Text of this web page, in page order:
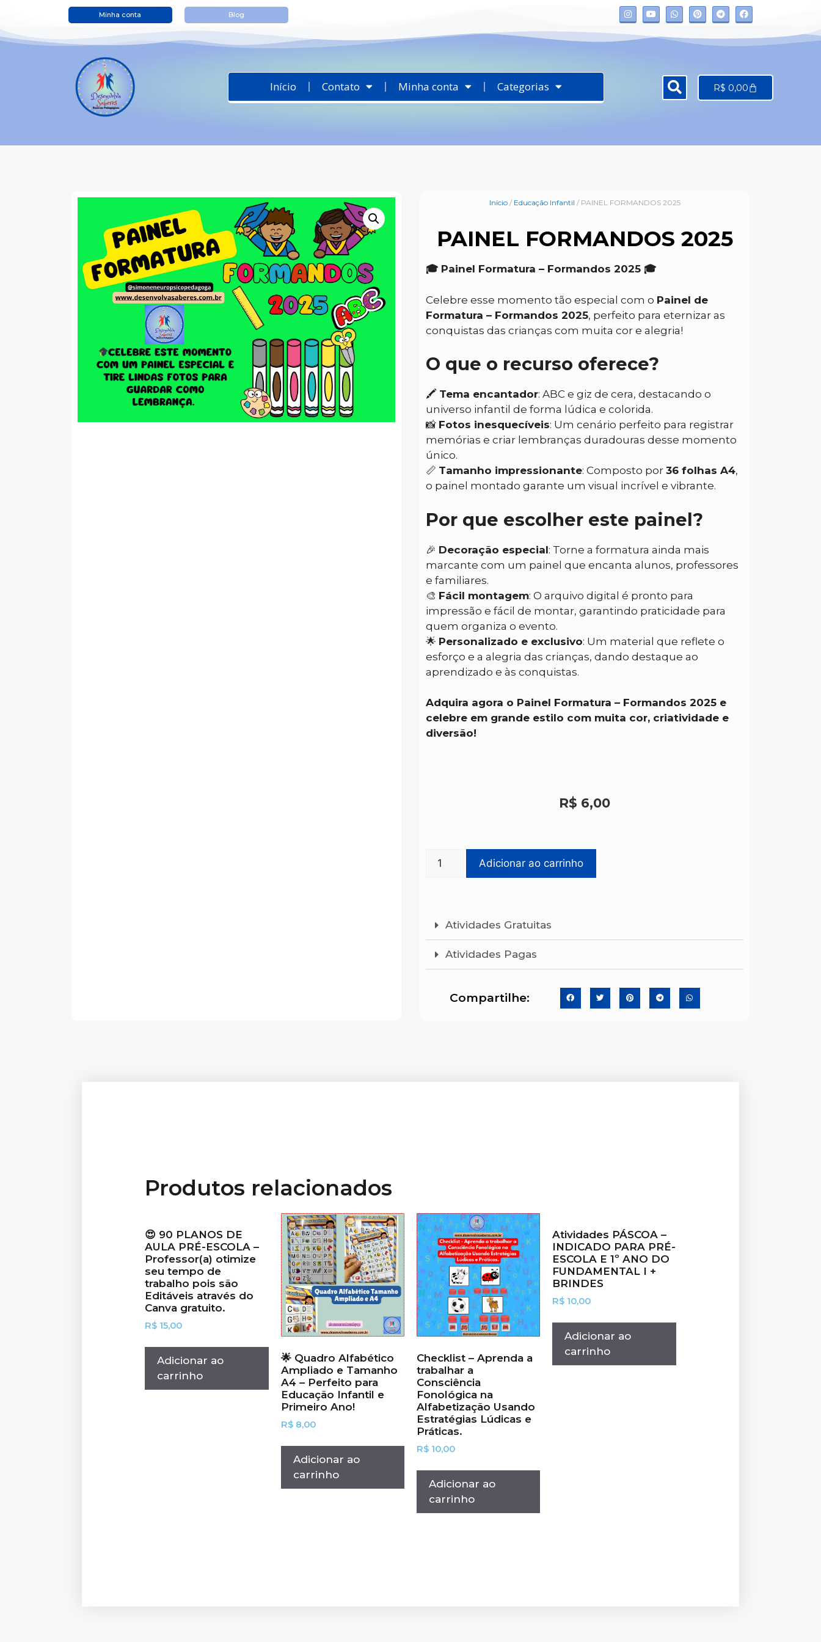
Minha conta Blog
Início Contato Minha conta Categorias R$ 0,00
Início/ Educação Infantil / PAINEL FORMANDOS 2025
PAINEL FORMANDOS 2025
🎓 Painel Formatura – Formandos 2025 🎓
Celebre esse momento tão especial com o Painel de
Formatura – Formandos 2025, perfeito para eternizar as
conquistas das crianças com muita cor e alegria!
O que o recurso oferece?
🖍️ Tema encantador: ABC e giz de cera, destacando o
universo infantil de forma lúdica e colorida.
📸 Fotos inesquecíveis: Um cenário perfeito para registrar
memórias e criar lembranças duradouras desse momento
único.
📏 Tamanho impressionante: Composto por 36 folhas A4,
o painel montado garante um visual incrível e vibrante.
Por que escolher este painel?
🎉 Decoração especial: Torne a formatura ainda mais
marcante com um painel que encanta alunos, professores
e familiares.
🎨 Fácil montagem: O arquivo digital é pronto para
impressão e fácil de montar, garantindo praticidade para
quem organiza o evento.
🌟 Personalizado e exclusivo: Um material que reflete o
esforço e a alegria das crianças, dando destaque ao
aprendizado e às conquistas.
Adquira agora o Painel Formatura – Formandos 2025 e
celebre em grande estilo com muita cor, criatividade e
diversão!
R$ 6,00
Adicionar ao carrinho
Atividades Gratuitas
Atividades Pagas
Compartilhe:
Produtos relacionados
😍 90 PLANOS DE
AULA PRÉ-ESCOLA –
Professor(a) otimize
seu tempo de
trabalho pois são
Editáveis através do
Canva gratuito.
R$ 15,00
Adicionar ao
carrinho
🌟 Quadro Alfabético
Ampliado e Tamanho
A4 – Perfeito para
Educação Infantil e
Primeiro Ano!
R$8,00
Adicionar ao
carrinho
Checklist – Aprenda a
trabalhar a
Consciência
Fonológica na
Alfabetização Usando
Estratégias Lúdicas e
Práticas.
R$10,00
Adicionar ao
carrinho
Atividades PÁSCOA –
INDICADO PARA PRÉ-
ESCOLA E 1º ANO DO
FUNDAMENTAL I +
BRINDES
R$ 10,00
Adicionar ao
carrinho